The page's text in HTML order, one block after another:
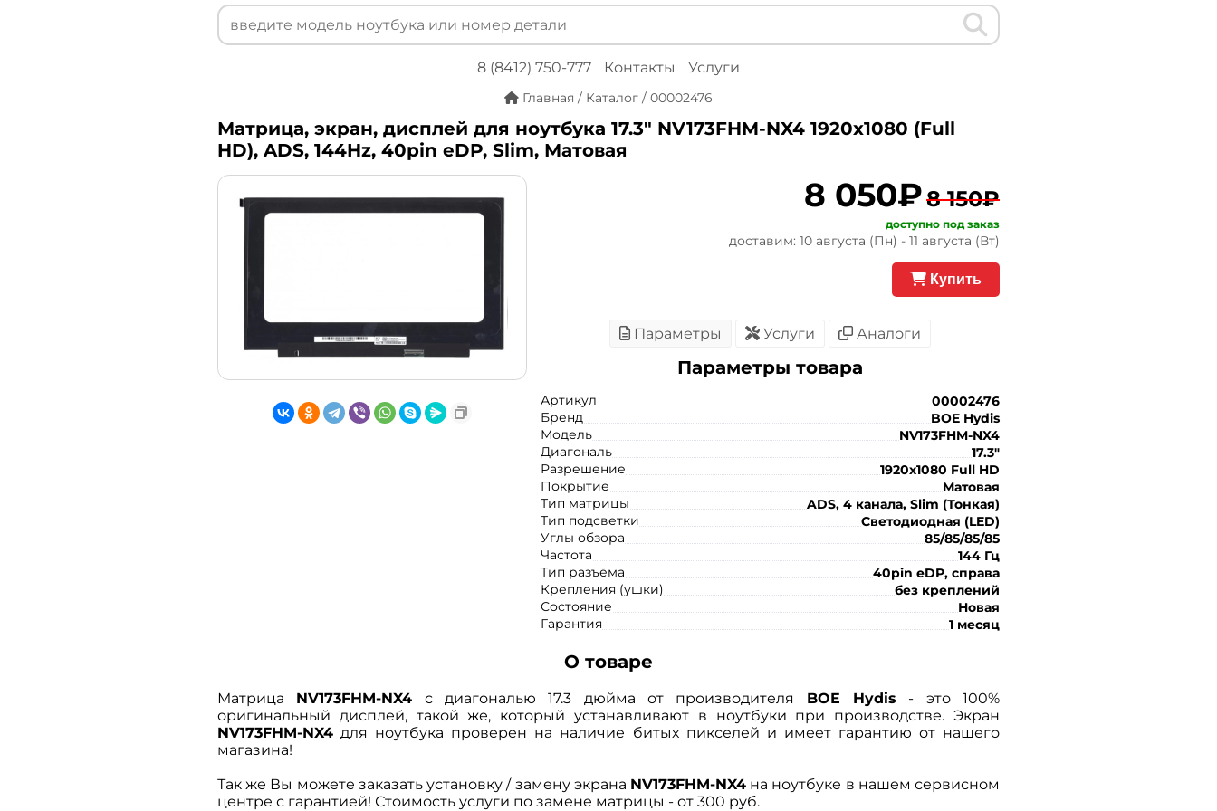
8 (8412) 750-777 Контакты Услуги
Главная / Каталог / 00002476
Матрица, экран, дисплей для ноутбука 17.3" NV173FHM-NX4 1920x1080 (Full
HD), ADS, 144Hz, 40pin eDP, Slim, Матовая
8 050₽8 150₽
доступно под заказ
доставим: 10 августа (Пн) - 11 августа (Вт)
Купить
Параметры Услуги Аналоги
Параметры товара
Артикул
00002476
Бренд
BOE Hydis
Модель
NV173FHM-NX4
Диагональ
17.3"
Разрешение
1920x1080 Full HD
Покрытие
Матовая
Тип матрицы
ADS, 4 канала, Slim (Тонкая)
Тип подсветки
Светодиодная (LED)
Углы обзора
85/85/85/85
Частота
144 Гц
Тип разъёма
40pin eDP, справа
Крепления (ушки)
без креплений
Состояние
Новая
Гарантия
1 месяц
О товаре
Матрица NV173FHM-NX4 с диагональю 17.3 дюйма от производителя BOE Hydis - это 100%
оригинальный дисплей, такой же, который устанавливают в ноутбуки при производстве. Экран
NV173FHM-NX4 для ноутбука проверен на наличие битых пикселей и имеет гарантию от нашего
магазина!
Так же Вы можете заказать установку / замену экрана NV173FHM-NX4на ноутбуке в нашем сервисном
центре с гарантией! Стоимость услуги по замене матрицы - от 300 руб.